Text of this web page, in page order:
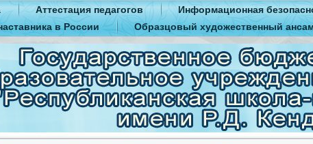
Аттестация педагогов Информационная
в России
Образцовый художественный